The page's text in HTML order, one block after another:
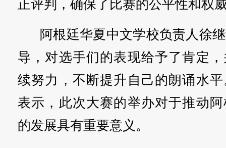
正评判，确保了比赛的公平性和权
阿根廷华夏中文学校负责人徐
导，对选手们的表现给予了肯定
续努力，不断提升自己的朗诵水
表示，此次大赛的举办对于推动
的发展具有重要意义。